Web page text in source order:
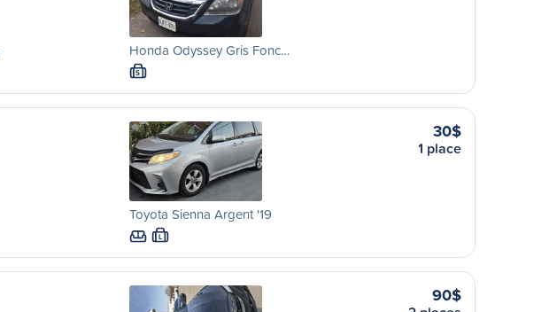
Honda Odyssey Gris Fonc…
S
Toyota Sienna Argent '19
L
30$
1 place
90$